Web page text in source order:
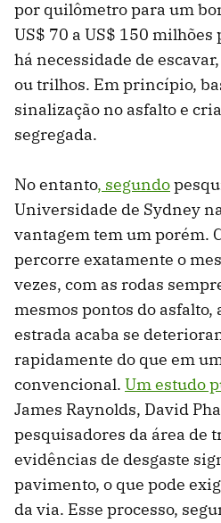
por quilômetro para um
US$ 70 a US$ 150
há necessidade de
ou trilhos. Em princípio,
sinalização no asfalto e
segregada.
No entanto, segundo
Universidade de Sydney
vantagem tem um porém.
percorre exatamente o
vezes, com as rodas
mesmos pontos do asfalto,
estrada acaba se
rapidamente do que em
convencional. Um estudo
James Raynolds, David
pesquisadores da área de
evidências de desgaste
pavimento, o que pode
da via. Esse processo,